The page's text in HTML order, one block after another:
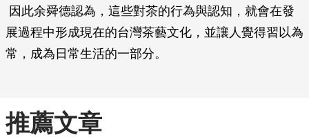
因此余舜德認為，這些對茶的行為與認知，就會在發
展過程中形成現在的台灣茶藝文化，並讓人覺得習以為
常，成為日常生活的一部分。
推薦文章